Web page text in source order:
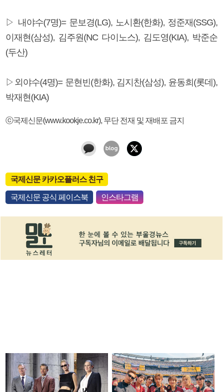
▷ 내야수(7명)= 문보경(LG), 노시환(한화), 정준재(SSG),
이재현(삼성), 김주원(NC 다이노스), 김도영(KIA), 박준순
(두산)
▷외야수(4명)= 문현빈(한화), 김지찬(삼성), 윤동희(롯데),
박재현(KIA)
ⓒ국제신문(www.kookje.co.kr), 무단 전재 및 재배포 금지
국제신문 카카오플러스 친구
국제신문 공식 페이스북 인스타그램